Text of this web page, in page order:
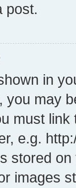
post.
in
you may
must
e.g.
stored
images